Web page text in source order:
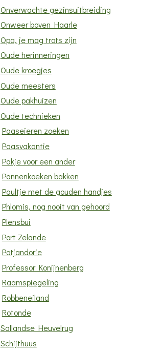
Onverwachte gezinsuitbreiding
Onweer boven Haarle
Opa, je mag trots zijn
Oude herinneringen
Oude kroegjes
Oude meesters
Oude pakhuizen
Oude technieken
Paaseieren zoeken
Paasvakantie
Pakje voor een ander
Pannenkoeken bakken
Paultje met de gouden handjes
Phlomis, nog nooit van gehoord
Plensbui
Port Zelande
Potjandorie
Professor Konijnenberg
Raamspiegeling
Robbeneiland
Rotonde
Sallandse Heuvelrug
Schijthuus